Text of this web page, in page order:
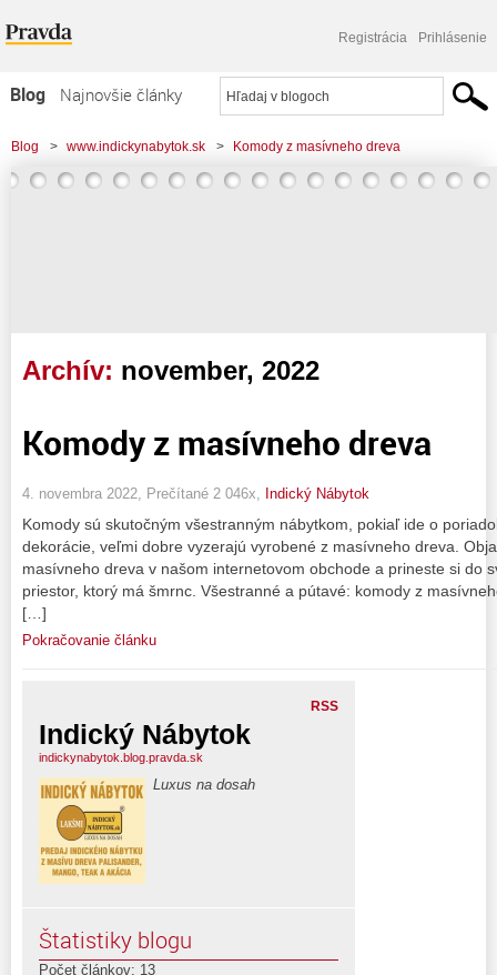
Registrácia Prihlásenie
Blog
Najnovšie články
Najčítanejšie články
Najkomentovanejšie články
Blog > www.indickynabytok.sk > Komody z masívneho dreva
Archív: november, 2022
Komody z masívneho dreva
4. novembra 2022, Prečítané 2 046x, Indický Nábytok
Komody sú skutočným všestranným nábytkom, pokiaľ ide o
dekorácie, veľmi dobre vyzerajú vyrobené z masívneho dreva.
masívneho dreva v našom internetovom obchode a prineste si do
priestor, ktorý má šmrnc. Všestranné a pútavé: komody z
[…]
Pokračovanie článku
RSS
Indický Nábytok
indickynabytok.blog.pravda.sk
Luxus na dosah
Štatistiky blogu
Počet článkov: 13